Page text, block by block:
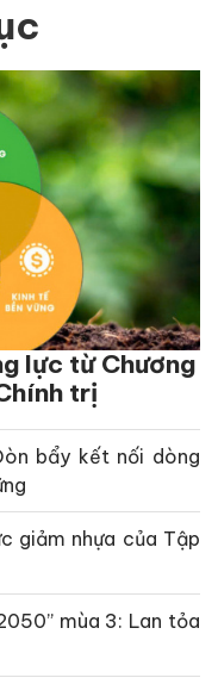
lực từ Chương
trị
bẩy kết nối dòng
giảm nhựa của Tập
mùa 3: Lan tỏa